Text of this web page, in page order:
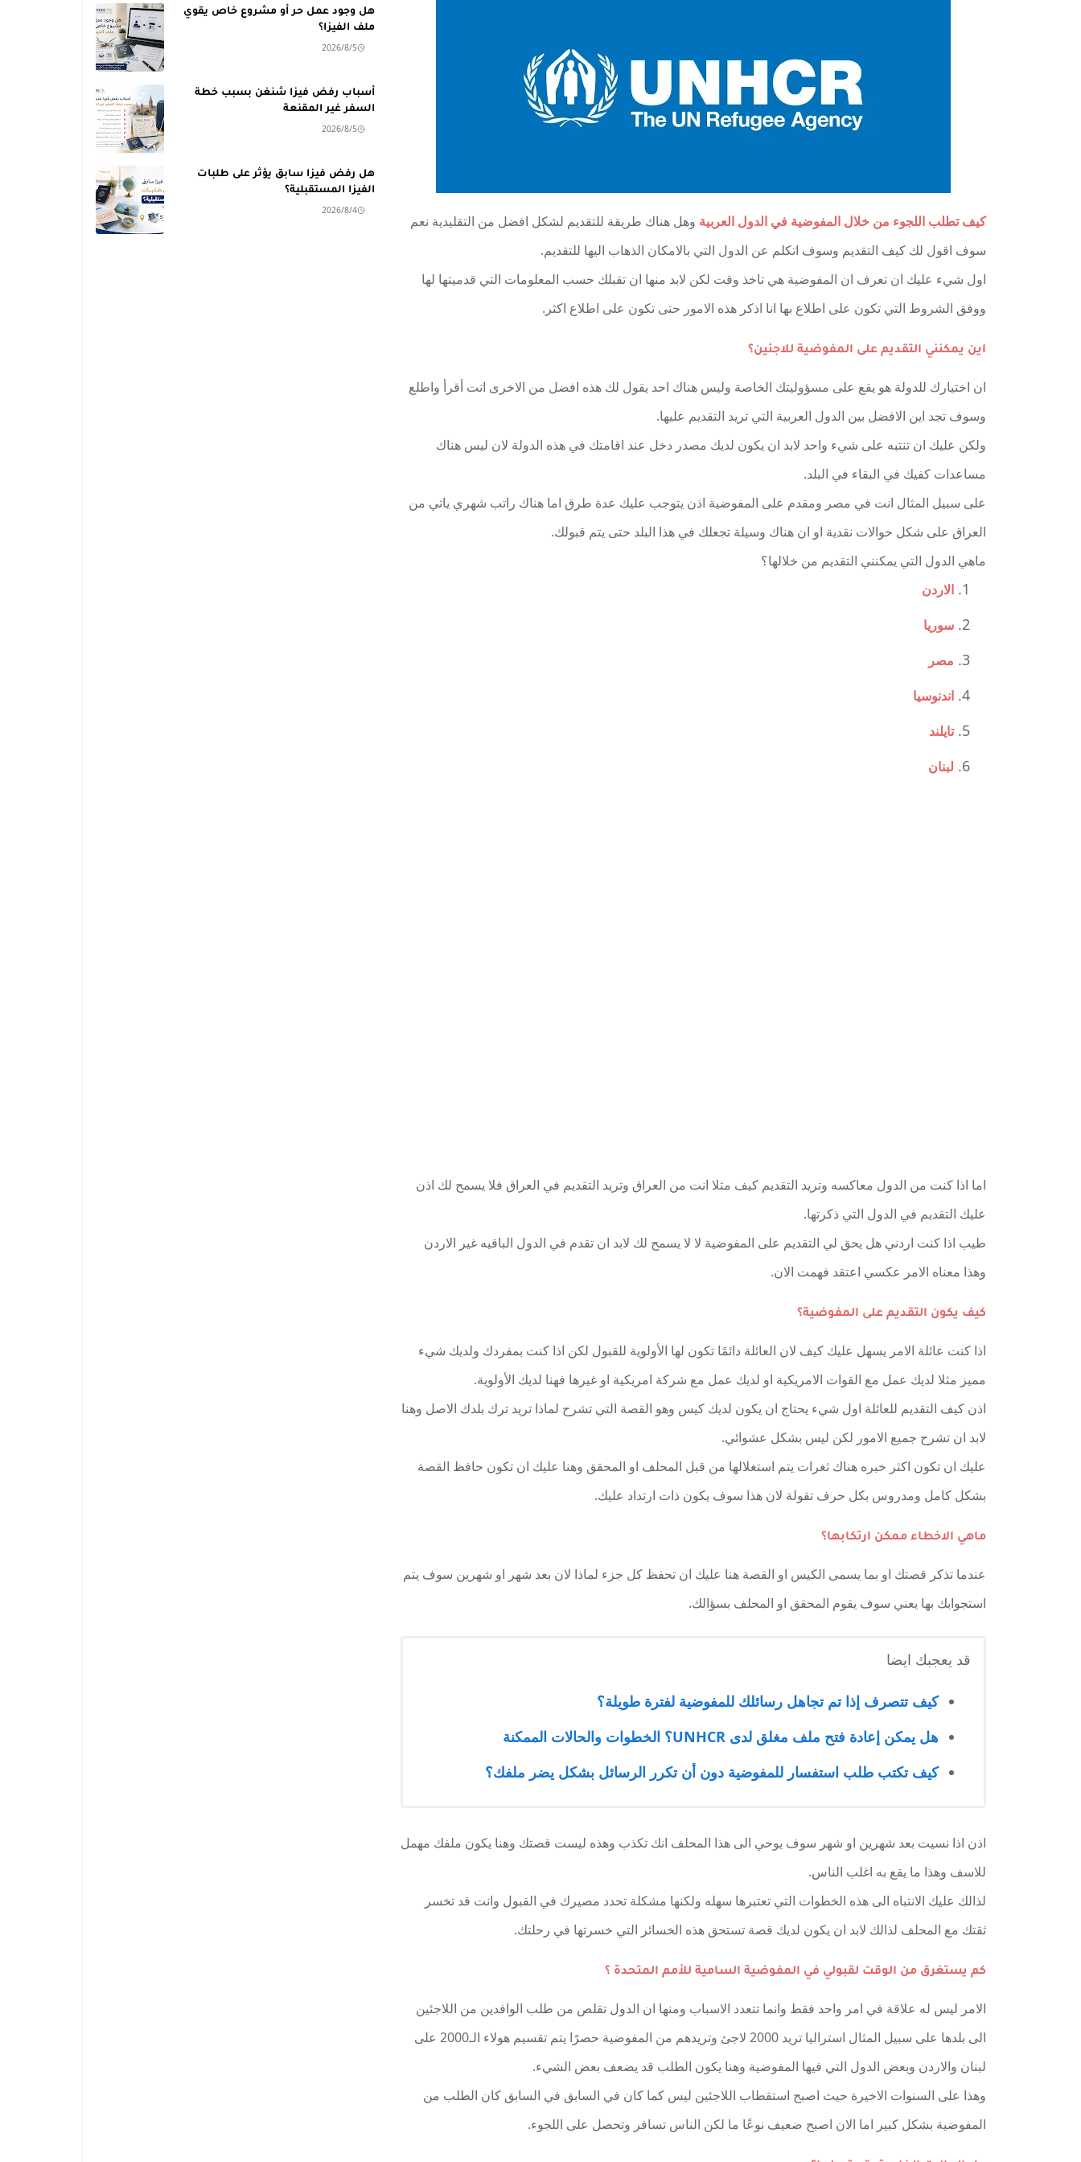
كيف تطلب اللجوء من خلال المفوضية في الدول العربية وهل هناك طريقة للتقديم لشكل افضل من التقليدية نعم
سوف اقول لك كيف التقديم وسوف اتكلم عن الدول التي بالامكان الذهاب اليها للتقديم.
اول شيء عليك ان تعرف ان المفوضية هي تاخذ وقت لكن لابد منها ان تقبلك حسب المعلومات التي قدميتها لها
ووفق الشروط التي تكون على اطلاع بها انا اذكر هذه الامور حتى تكون على اطلاع اكثر.
اين يمكنني التقديم على المفوضية للاجئين؟
ان اختيارك للدولة هو يقع على مسؤوليتك الخاصة وليس هناك احد يقول لك هذه افضل من الاخرى انت أقرأ واطلع
وسوف تجد اين الافضل بين الدول العربية التي تريد التقديم عليها.
ولكن عليك ان تنتبه على شيء واحد لابد ان يكون لديك مصدر دخل عند اقامتك في هذه الدولة لان ليس هناك
مساعدات كفيك في البقاء في البلد.
على سبيل المثال انت في مصر ومقدم على المفوضية اذن يتوجب عليك عدة طرق اما هناك راتب شهري ياتي من
العراق على شكل حوالات نقدية او ان هناك وسيلة تجعلك في هذا البلد حتى يتم قبولك.
ماهي الدول التي يمكنني التقديم من خلالها؟
الاردن
سوريا
مصر
اندنوسيا
تايلند
لبنان
اما اذا كنت من الدول معاكسه وتريد التقديم كيف مثلا انت من العراق وتريد التقديم في العراق فلا يسمح لك اذن
عليك التقديم في الدول التي ذكرتها.
طيب اذا كنت اردني هل يحق لي التقديم على المفوضية لا لا يسمح لك لابد ان تقدم في الدول الباقيه غير الاردن
وهذا معناه الامر عكسي اعتقد فهمت الان.
كيف يكون التقديم على المفوضية؟
اذا كنت عائلة الامر يسهل عليك كيف لان العائلة دائمًا تكون لها الأولوية للقبول لكن اذا كنت بمفردك ولديك شيء
مميز مثلا لديك عمل مع القوات الامريكية او لديك عمل مع شركة امريكية او غيرها فهنا لديك الأولوية.
اذن كيف التقديم للعائلة اول شيء يحتاج ان يكون لديك كيس وهو القصة التي تشرح لماذا تريد ترك بلدك الاصل وهنا
لابد ان تشرح جميع الامور لكن ليس بشكل عشوائي.
عليك ان تكون اكثر خبره هناك ثغرات يتم استغلالها من قبل المحلف او المحقق وهنا عليك ان تكون حافظ القصة
بشكل كامل ومدروس بكل حرف تقولة لان هذا سوف يكون ذات ارتداد عليك.
ماهي الاخطاء ممكن ارتكابها؟
عندما تذكر قصتك او بما يسمى الكيس او القصة هنا عليك ان تحفظ كل جزء لماذا لان بعد شهر او شهرين سوف يتم
استجوابك بها يعني سوف يقوم المحقق او المحلف بسؤالك.
قد يعجبك ايضا
كيف تتصرف إذا تم تجاهل رسائلك للمفوضية لفترة طويلة؟
هل يمكن إعادة فتح ملف مغلق لدى UNHCR؟ الخطوات والحالات الممكنة
كيف تكتب طلب استفسار للمفوضية دون أن تكرر الرسائل بشكل يضر ملفك؟
اذن اذا نسيت بعد شهرين او شهر سوف يوحي الى هذا المحلف انك تكذب وهذه ليست قصتك وهنا يكون ملفك مهمل
للاسف وهذا ما يقع به اغلب الناس.
لذالك عليك الانتباه الى هذه الخطوات التي تعتبرها سهله ولكنها مشكلة تحدد مصيرك في القبول وانت قد تخسر
ثقتك مع المحلف لذالك لابد ان يكون لديك قصة تستحق هذه الخسائر التي خسرتها في رحلتك.
كم يستغرق من الوقت لقبولي في المفوضية السامية للأمم المتحدة ؟
الامر ليس له علاقة في امر واحد فقط وانما تتعدد الاسباب ومنها ان الدول تقلص من طلب الوافدين من اللاجئين
الى بلدها على سبيل المثال استراليا تريد 2000 لاجئ وتريدهم من المفوضية حصرًا يتم تقسيم هولاء الـ2000 على
لبنان والاردن وبعض الدول التي فيها المفوضية وهنا يكون الطلب قد يضعف بعض الشيء.
وهذا على السنوات الاخيرة حيث اصبح استقطاب اللاجئين ليس كما كان في السابق في السابق كان الطلب من
المفوضية بشكل كبير اما الان اصبح ضعيف نوعًا ما لكن الناس تسافر وتحصل على اللجوء.
هل وجود عمل حر أو مشروع خاص يقوي
ملف الفيزا؟
2026/8/5
أسباب رفض فيزا شنغن بسبب خطة
السفر غير المقنعة
2026/8/5
هل رفض فيزا سابق يؤثر على طلبات
الفيزا المستقبلية؟
2026/8/4